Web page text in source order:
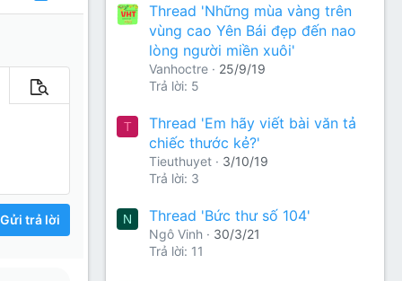
tùy chọn…
Xem trước
Gửi trả lời
Thread 'Những mùa vàng trên
vùng cao Yên Bái đẹp đến nao
lòng người miền xuôi'
Vanhoctre
25/9/19
Trả lời: 5
T
Thread 'Em hãy viết bài văn tả
chiếc thước kẻ?'
Tieuthuyet
3/10/19
Trả lời: 3
N Thread 'Bức thư số 104'
Ngô Vinh
30/3/21
Trả lời: 11